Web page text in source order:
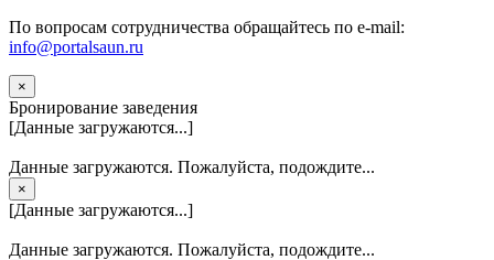
По вопросам сотрудничества обращайтесь по e-mail:
info@portalsaun.ru
×
Бронирование заведения
[Данные загружаются...]
Данные загружаются. Пожалуйста, подождите...
×
[Данные загружаются...]
Данные загружаются. Пожалуйста, подождите...